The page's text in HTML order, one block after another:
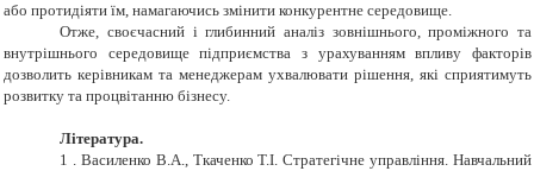
або протидіяти їм, намагаючись змінити конкурентне середовище.
Отже, своєчасний і глибинний аналіз зовнішнього, проміжного та
внутрішнього середовище підприємства з урахуванням впливу факторів
дозволить керівникам та менеджерам ухвалювати рішення, які сприятимуть
розвитку та процвітанню бізнесу.
Література.
1 . Василенко В.А., Ткаченко Т.І. Стратегічне управління. Навчальний